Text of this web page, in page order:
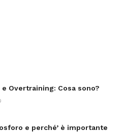
Overtraining: Cosa sono?
e perché’ è importante